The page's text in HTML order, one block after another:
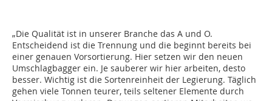
„Die Qualität ist in unserer Branche das A und O.
Entscheidend ist die Trennung und die beginnt bereits bei
einer genauen Vorsortierung. Hier setzen wir den neuen
Umschlagbagger ein. Je sauberer wir hier arbeiten, desto
besser. Wichtig ist die Sortenreinheit der Legierung. Täglich
gehen viele Tonnen teurer, teils seltener Elemente durch